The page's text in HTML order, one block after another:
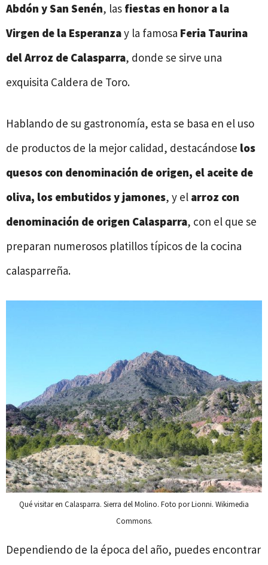
Abdón y San Senén, las fiestas en honor a la
Virgen de la Esperanzay la famosa Feria Taurina
del Arroz de Calasparra, donde se sirve una
exquisita Caldera de Toro.
Hablando de su gastronomía, esta se basa en el uso
de productos de la mejor calidad, destacándose los
quesos con denominación de origen, el aceite de
oliva, los embutidos y jamones, y el arroz con
denominación de origen Calasparra, con el que se
preparan numerosos platillos típicos de la cocina
calasparreña.
Qué visitar en Calasparra. Sierra del Molino. Foto por Lionni. Wikimedia
Commons.
Dependiendo de la época del año, puedes encontrar